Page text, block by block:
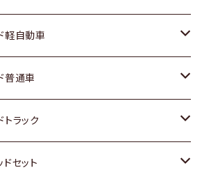
軽自動車
普通車
ラック
セット